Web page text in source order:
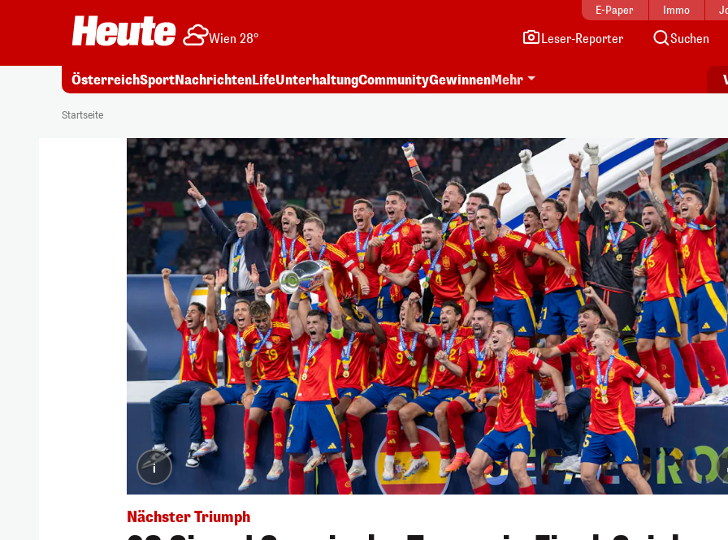
E-Paper Immo
Wien 28° Leser-Reporter Suchen
ÖsterreichSportNachrichtenLifeUnterhaltungCommunityGewinnenMehr
Startseite
i
Nächster Triumph